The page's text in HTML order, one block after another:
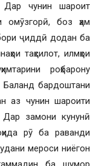
Дар чунин шароит
омӯзгорӣ, боз ҳам
ҷиддӣ додан ба
таҳсилот, илмҳои
роҳбарону
Баланд бардоштани
аз чунин шароити
замони кунунӣ
рӯ ба раванди
мероси ниёгон